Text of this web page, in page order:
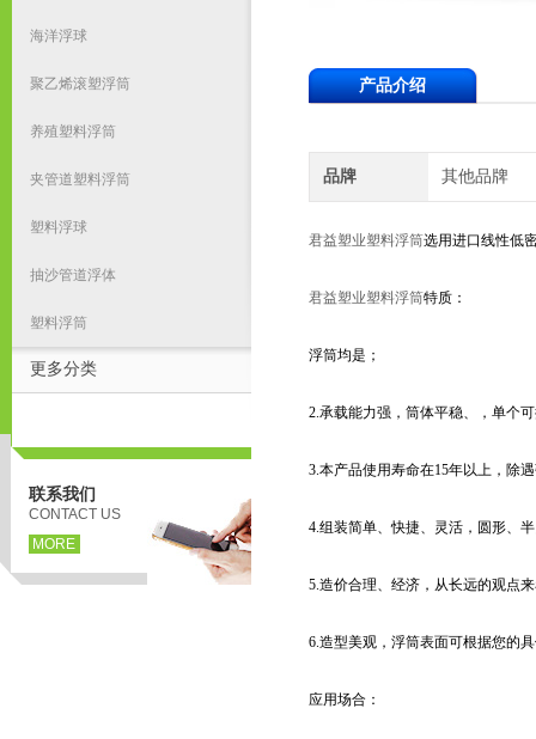
海洋浮球
聚乙烯滚塑浮筒
养殖塑料浮筒
夹管道塑料浮筒
塑料浮球
抽沙管道浮体
塑料浮筒
更多分类
联系我们
CONTACT US
MORE
产品介绍
品牌 其他品牌
君益塑业塑料浮筒选用进口线性低
君益塑业塑料浮筒特质：
浮筒均是；
2.承载能力强，筒体平稳、，单个
3.本产品使用寿命在15年以上，除
4.组装简单、快捷、灵活，圆形、
5.造价合理、经济，从长远的观点
6.造型美观，浮筒表面可根据您的
应用场合：